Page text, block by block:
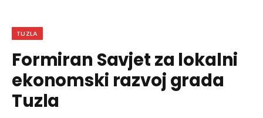
TUZLA
Formiran Savjet za lokalni
ekonomski razvoj grada
Tuzla